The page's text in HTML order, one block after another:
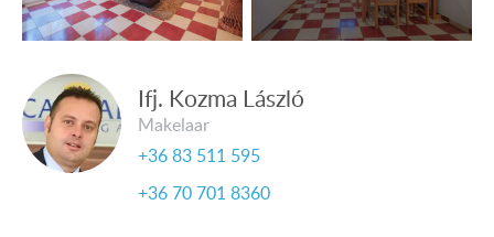
Ifj. Kozma László
Makelaar
+36 83 511 595
+36 70 701 8360